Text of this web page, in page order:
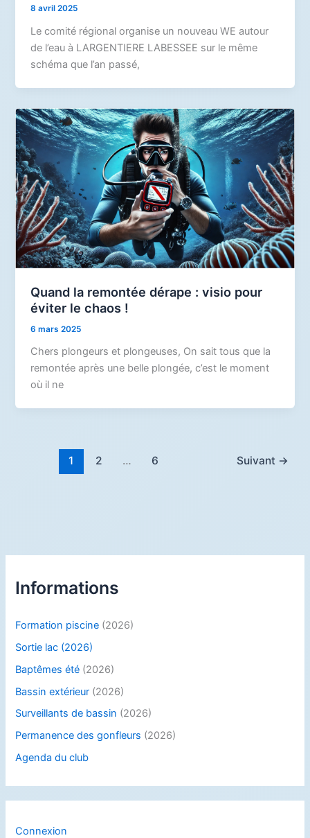
8 avril 2025
Le comité régional organise un nouveau WE autour
de l’eau à LARGENTIERE LABESSEE sur le même
schéma que l’an passé,
Quand la remontée dérape : visio pour
éviter le chaos !
6 mars 2025
Chers plongeurs et plongeuses, On sait tous que la
remontée après une belle plongée, c’est le moment
où il ne
1 2 … 6 Suivant →
Informations
Formation piscine (2026)
Sortie lac (2026)
Baptêmes été (2026)
Bassin extérieur (2026)
Surveillants de bassin (2026)
Permanence des gonfleurs (2026)
Agenda du club
Connexion